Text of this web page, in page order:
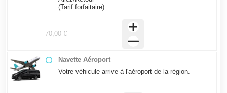
(Tarif forfaitaire).
70,00 €
Navette Aéroport
Votre véhicule arrive à l'aéroport de la région.